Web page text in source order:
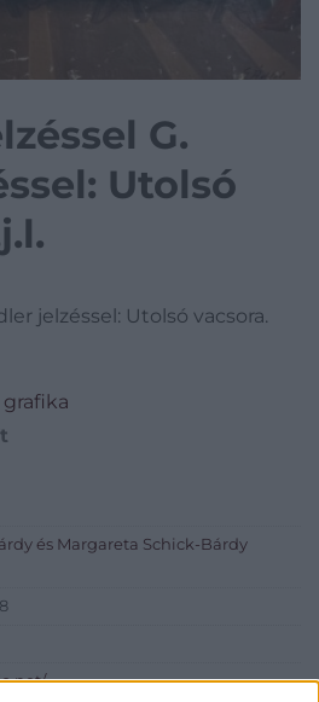
G.
Utolsó
jelzéssel: Utolsó vacsora.
és Margareta Schick-Bárdy